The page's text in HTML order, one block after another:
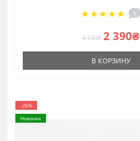
1
3 190₴ 2 390₴
В КОРЗИНУ
-26%
Новинка